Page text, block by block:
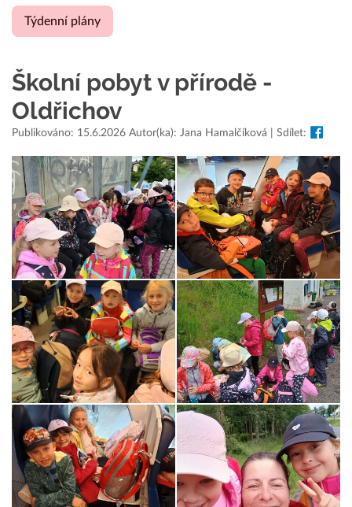
Týdenní plány
Školní pobyt v přírodě -
Oldřichov
Publikováno: 15.6.2026 Autor(ka): Jana Hamalčíková | Sdílet: